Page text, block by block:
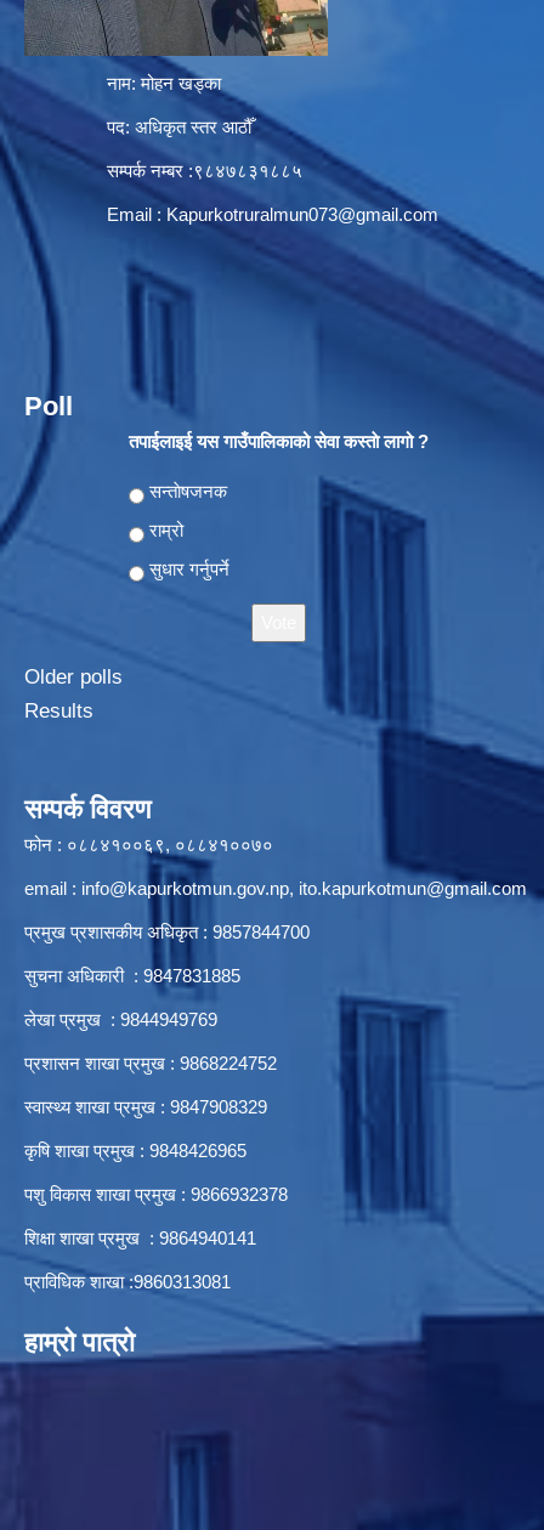
नाम: मोहन खड्का
पद: अधिकृत स्तर आठौँ
सम्पर्क नम्बर :९८४७८३१८८५
Email : Kapurkotruralmun073@gmail.com
Poll
तपाईलाइई यस गाउँपालिकाको सेवा कस्ताे लागो ?
Choices
सन्ताेषजनक
राम्रो
सुधार गर्नुपर्ने
Older polls
Results
सम्पर्क विवरण
फोन : ०८८४१००६९, ०८८४१००७०
email : info@kapurkotmun.gov.np, ito.kapurkotmun@gmail.com
प्रमुख प्रशासकीय अधिकृत : 9857844700
सुचना अधिकारी : 9847831885
लेखा प्रमुख : 9844949769
प्रशासन शाखा प्रमुख : 9868224752
स्वास्थ्य शाखा प्रमुख : 9847908329
कृषि शाखा प्रमुख : 9848426965
पशु विकास शाखा प्रमुख : 9866932378
शिक्षा शाखा प्रमुख : 9864940141
प्राविधिक शाखा :9860313081
हाम्रो पात्रो